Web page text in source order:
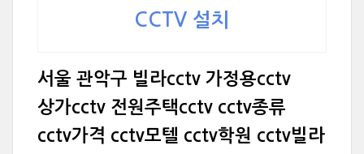
CCTV 설치
서울 관악구 빌라cctv 가정용cctv
상가cctv 전원주택cctv cctv종류
cctv가격 cctv모텔 cctv학원 cctv빌라